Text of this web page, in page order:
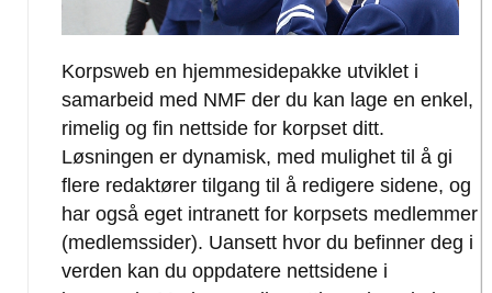
Korpsweb en hjemmesidepakke utviklet i
samarbeid med NMF der du kan lage en enkel,
rimelig og fin nettside for korpset ditt.
Løsningen er dynamisk, med mulighet til å gi
flere redaktører tilgang til å redigere sidene, og
har også eget intranett for korpsets medlemmer
(medlemssider). Uansett hvor du befinner deg i
verden kan du oppdatere nettsidene i